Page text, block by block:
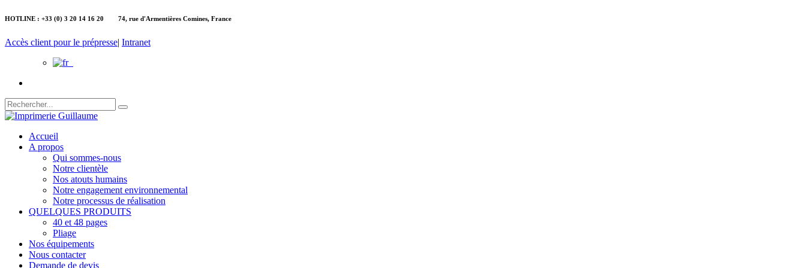
HOTLINE : +33 (0) 3 20 14 16 20 74, rue d'Armentières Comines, France
Accès client pour le prépresse| Intranet
Accueil
A propos
Qui sommes-nous
Notre clientèle
Nos atouts humains
Notre engagement environnemental
Notre processus de réalisation
QUELQUES PRODUITS
40 et 48 pages
Pliage
Nos équipements
Nous contacter
Demande de devis